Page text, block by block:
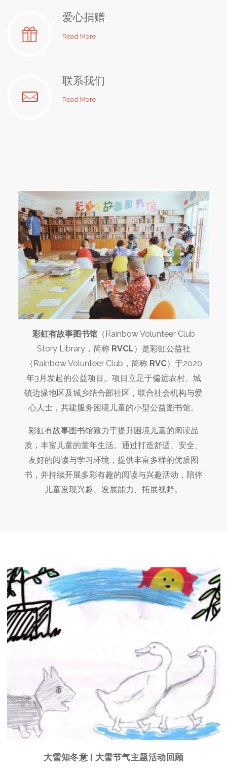
爱心捐赠
Read More"爱
联系我们
Read More"联
彩虹有故事图书馆（Rainbow Volunteer Club
Story Library，简称 RVCL）是彩虹公益社
（Rainbow Volunteer Club，简称 RVC）于2020
年3月发起的公益项目。项目立足于偏远农村、城
镇边缘地区及城乡结合部社区，联合社会机构与爱
心人士，共建服务困境儿童的小型公益图书馆。
彩虹有故事图书馆致力于提升困境儿童的阅读品
质，丰富儿童的童年生活。通过打造舒适、安全、
友好的阅读与学习环境，提供丰富多样的优质图
书，并持续开展多彩有趣的阅读与兴趣活动，陪伴
儿童发现兴趣、发展能力、拓展视野。
大雪知冬意 | 大雪节气主题活动回顾